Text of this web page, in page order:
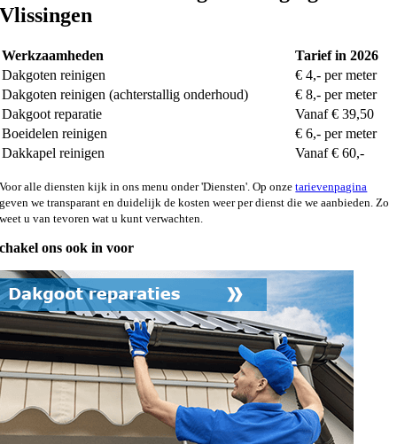
Vlissingen
Werkzaamheden
Tarief in 2026
Dakgoten reinigen
€ 4,- per meter
Dakgoten reinigen (achterstallig onderhoud)
€ 8,- per meter
Dakgoot reparatie
Vanaf € 39,50
Boeidelen reinigen
€ 6,- per meter
Dakkapel reinigen
Vanaf € 60,-
Voor alle diensten kijk in ons menu onder 'Diensten'. Op onzetarievenpagina
geven we transparant en duidelijk de kosten weer per dienst die we aanbieden. Zo
weet u van tevoren wat u kunt verwachten.
ons ook in voor